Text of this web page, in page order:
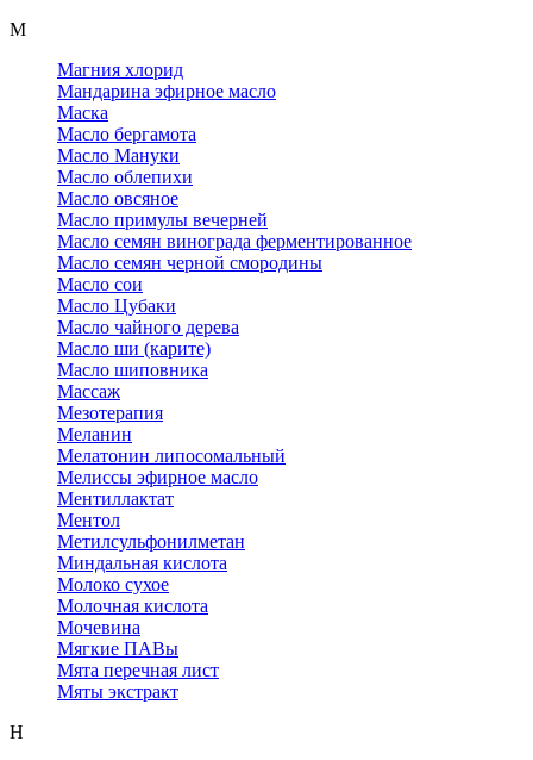
М
Магния хлорид
Мандарина эфирное масло
Маска
Масло бергамота
Масло Мануки
Масло облепихи
Масло овсяное
Масло примулы вечерней
Масло семян винограда ферментированное
Масло семян черной смородины
Масло сои
Масло Цубаки
Масло чайного дерева
Масло ши (карите)
Масло шиповника
Массаж
Мезотерапия
Меланин
Мелатонин липосомальный
Мелиссы эфирное масло
Ментиллактат
Ментол
Метилсульфонилметан
Миндальная кислота
Молоко сухое
Молочная кислота
Мочевина
Мягкие ПАВы
Мята перечная лист
Мяты экстракт
Н